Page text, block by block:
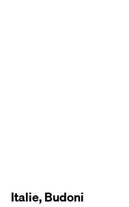
Italie, Budoni